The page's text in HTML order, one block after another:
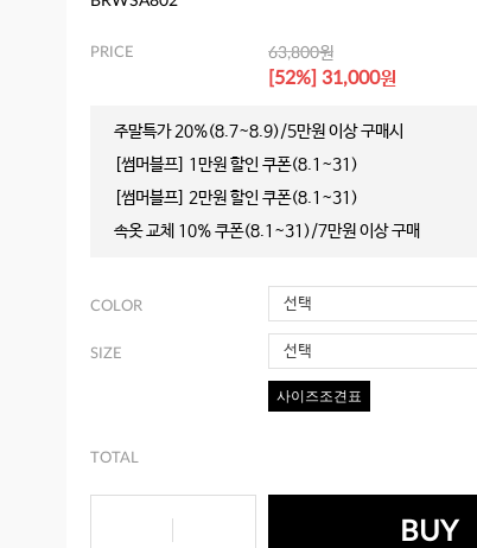
PRICE 63,800원
[52%] 31,000원
주말특가 20%(8.7~8.9)/5만원 이상 구매시
[썸머블프] 1만원 할인 쿠폰(8.1~31)
[썸머블프] 2만원 할인 쿠폰(8.1~31)
속옷 교체 10% 쿠폰(8.1~31)/7만원 이상 구매
COLOR 선택
SIZE 선택
사이즈조견표
TOTAL
BUY